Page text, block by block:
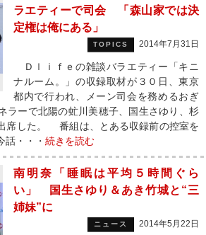
ラエティーで司会 「森山家では決
定権は俺にある」
TOPICS 2014年7月31日
Ｄｌｉｆｅの雑談バラエティー「キニ
ナルーム。」の収録取材が３０日、東京
都内で行われ、メーン司会を務めるおぎ
ラーで北陽の虻川美穂子、国生さゆり、杉
席した。 番組は、とある収録前の控室を
話・・・ 続きを読む
南明奈「睡眠は平均５時間ぐら
い」 国生さゆり＆あき竹城と“三
姉妹”に
ニュース 2014年5月22日